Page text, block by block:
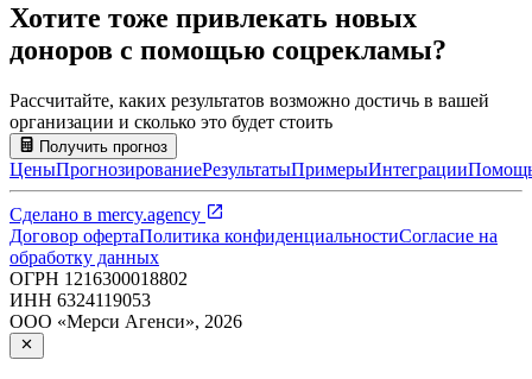
Хотите тоже привлекать новых
доноров с помощью соцрекламы?
Рассчитайте, каких результатов возможно достичь в вашей
организации и сколько это будет стоить
Получить прогноз
ЦеныПрогнозированиеРезультатыПримерыИнтеграции
Сделано в mercy.agency
Договор офертаПолитика конфиденциальностиСогласие на
обработку данных
ОГРН 1216300018802
ИНН 6324119053
ООО «Мерси Агенси», 2026